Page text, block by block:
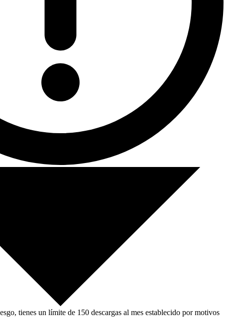
tienes un límite de 150 descargas al mes establecido por motivos